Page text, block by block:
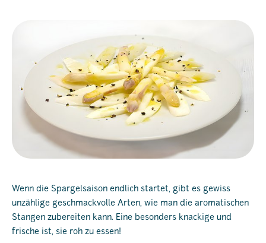
Wenn die Spargelsaison endlich startet, gibt es gewiss
unzählige geschmackvolle Arten, wie man die aromatischen
Stangen zubereiten kann. Eine besonders knackige und
frische ist, sie roh zu essen!